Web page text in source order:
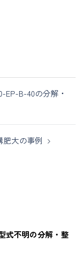
EP-B-40の分解・
肥大の事例
式不明の分解・整